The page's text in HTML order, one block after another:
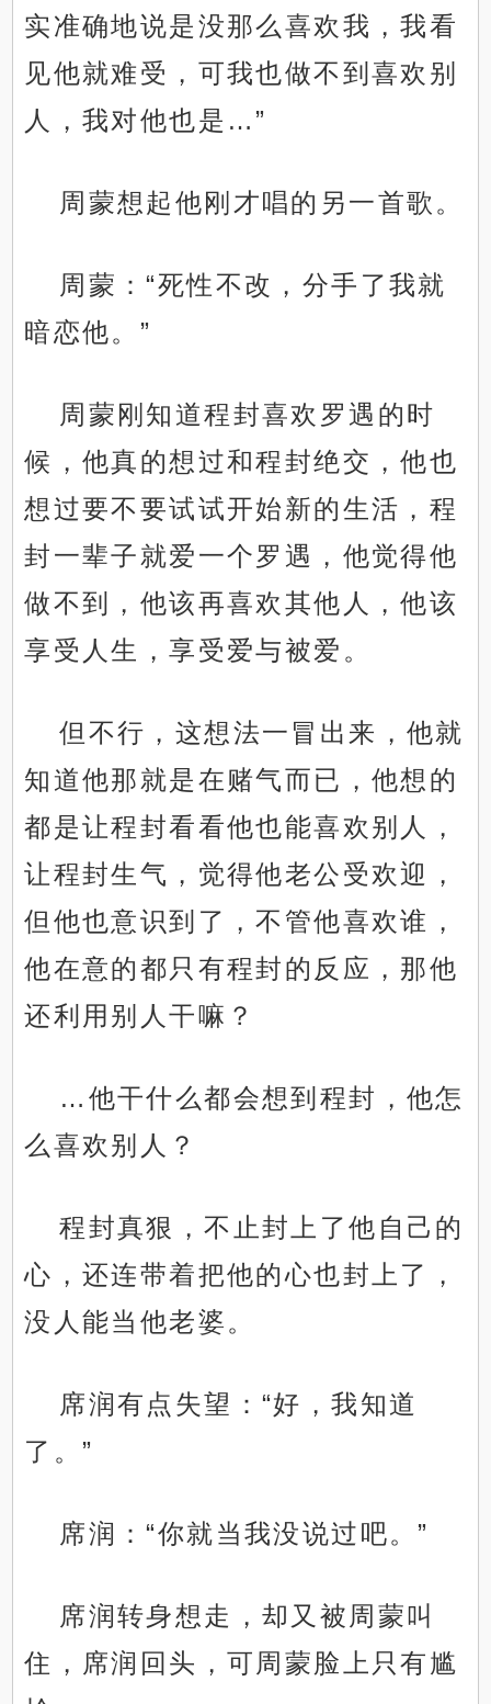
实准确地说是没那么喜欢我，我看
见他就难受，可我也做不到喜欢别
人，我对他也是…”
周蒙想起他刚才唱的另一首歌。
周蒙：“死性不改，分手了我就
暗恋他。”
周蒙刚知道程封喜欢罗遇的时
候，他真的想过和程封绝交，他也
想过要不要试试开始新的生活，程
封一辈子就爱一个罗遇，他觉得他
做不到，他该再喜欢其他人，他该
享受人生，享受爱与被爱。
但不行，这想法一冒出来，他就
知道他那就是在赌气而已，他想的
都是让程封看看他也能喜欢别人，
让程封生气，觉得他老公受欢迎，
但他也意识到了，不管他喜欢谁，
他在意的都只有程封的反应，那他
还利用别人干嘛？
…他干什么都会想到程封，他怎
么喜欢别人？
程封真狠，不止封上了他自己的
心，还连带着把他的心也封上了，
没人能当他老婆。
席润有点失望：“好，我知道
了。”
席润：“你就当我没说过吧。”
席润转身想走，却又被周蒙叫
住，席润回头，可周蒙脸上只有尴